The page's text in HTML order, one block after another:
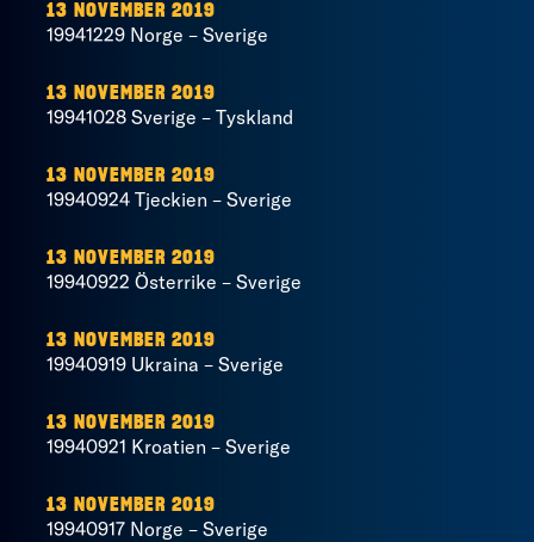
13 NOVEMBER 2019
19941229 Norge – Sverige
13 NOVEMBER 2019
19941028 Sverige – Tyskland
13 NOVEMBER 2019
19940924 Tjeckien – Sverige
13 NOVEMBER 2019
19940922 Österrike – Sverige
13 NOVEMBER 2019
19940919 Ukraina – Sverige
13 NOVEMBER 2019
19940921 Kroatien – Sverige
13 NOVEMBER 2019
19940917 Norge – Sverige